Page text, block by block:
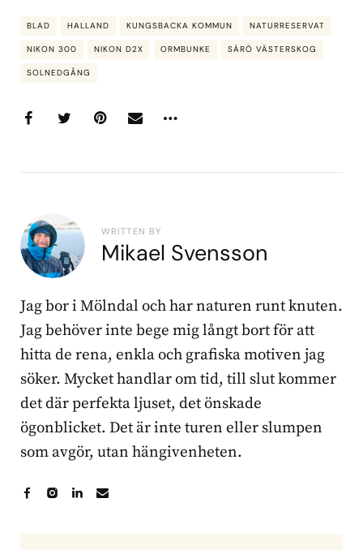
BLAD HALLAND KUNGSBACKA KOMMUN NATURRESERVAT
NIKON 300 NIKON D2X ORMBUNKE SÄRÖ VÄSTERSKOG
SOLNEDGÅNG
WRITTEN BY
Mikael Svensson
Jag bor i Mölndal och har naturen runt knuten.
Jag behöver inte bege mig långt bort för att
hitta de rena, enkla och grafiska motiven jag
söker. Mycket handlar om tid, till slut kommer
det där perfekta ljuset, det önskade
ögonblicket. Det är inte turen eller slumpen
som avgör, utan hängivenheten.